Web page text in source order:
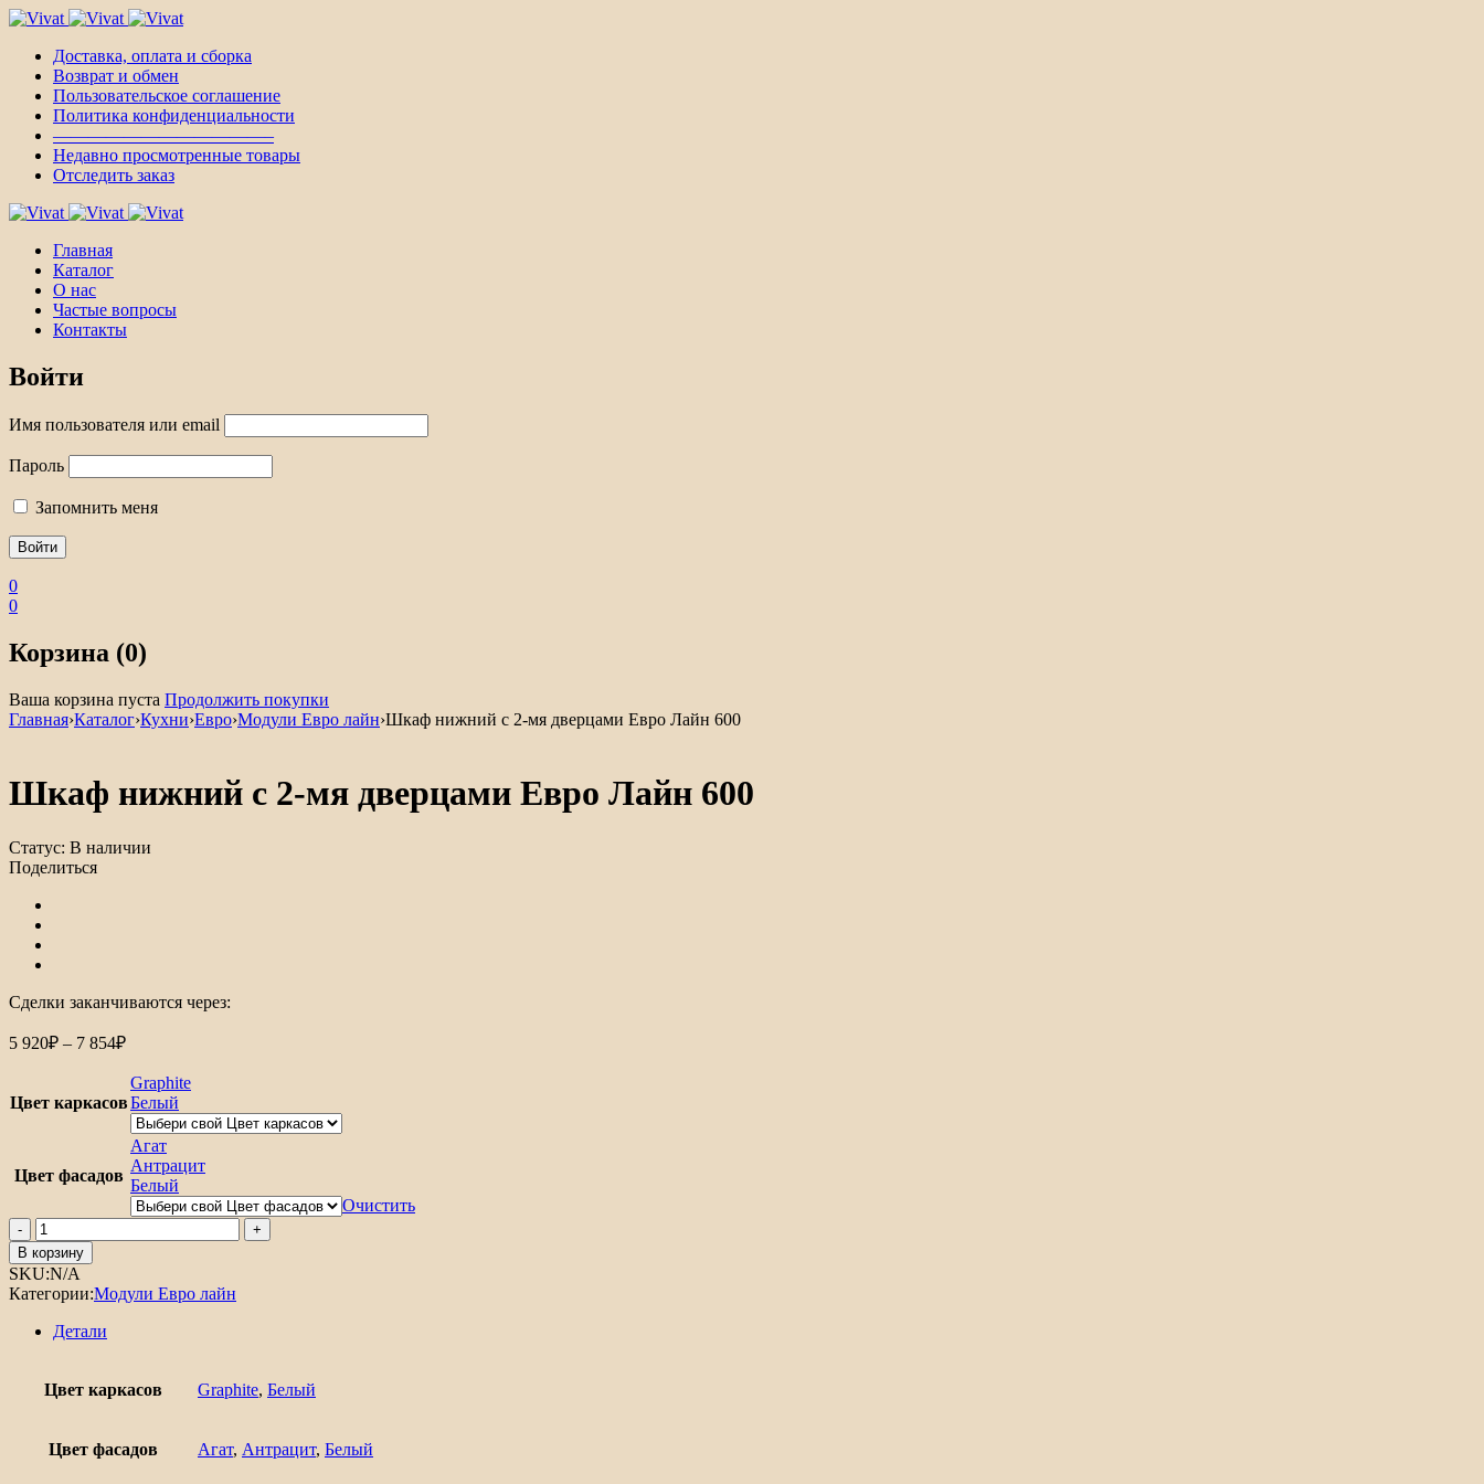
Доставка, оплата и сборка
Возврат и обмен
Пользовательское соглашение
Политика конфиденциальности
————————————–
Недавно просмотренные товары
Отследить заказ
Главная
Каталог
О нас
Частые вопросы
Контакты
Войти
Имя пользователя или email
Пароль
Запомнить меня
0
0
Корзина (0)
Ваша корзина пуста Продолжить покупки
Главная›Каталог›Кухни›Евро›Модули Евро лайн›Шкаф нижний с 2-мя дверцами Евро Лайн 600
Шкаф нижний с 2-мя дверцами Евро Лайн 600
Статус: В наличии
Поделиться
Сделки заканчиваются через:
5 920₽ – 7 854₽Диапазон
5
920₽
7
854₽
Цвет каркасов
Graphite
Белый
Цвет фасадов
Агат
Антрацит
Белый
Очистить
Количество
товара
Шкаф
нижний
с
2-
Евро
Лайн
В корзину
SKU:N/A
Категории:Модули Евро лайн
Детали
Цвет каркасов Graphite, Белый
Цвет фасадов Агат, Антрацит, Белый